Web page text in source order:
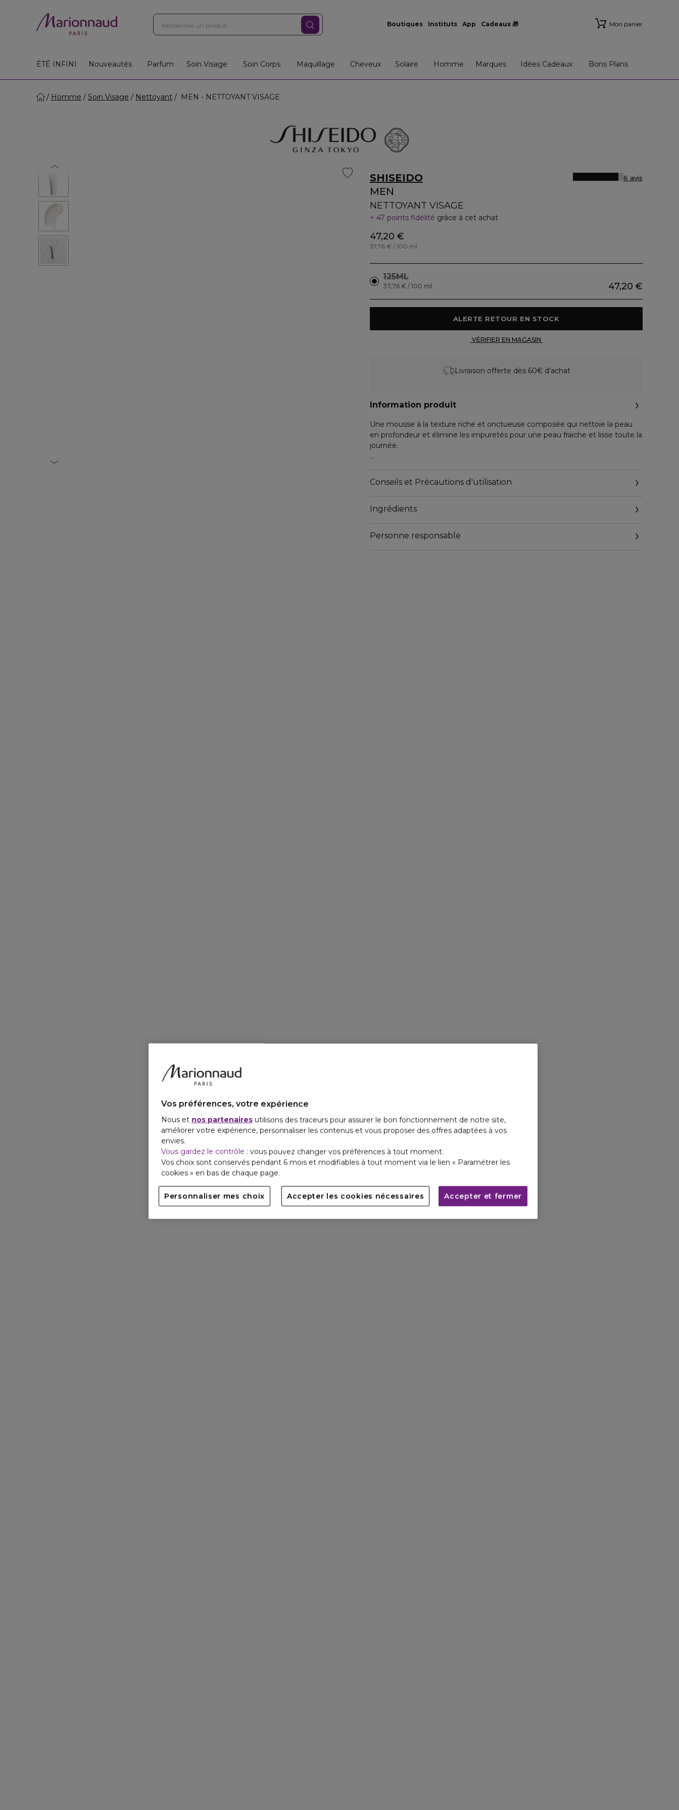
Boutiques Instituts App Cadeaux 🎁 Mon panier
ÉTÉ INFINI Nouveautés Parfum Soin Visage Soin Corps Maquillage Cheveux Solaire Homme Marques Idées Cadeaux Bons Plans
Homme Soin Visage Nettoyant MEN - NETTOYANT VISAGE
SHISEIDO
MEN
NETTOYANT VISAGE
6 avis
47 points fidélité grâce à cet achat
47,20 €
37,76 € / 100 ml
125ML
47,20 €
37,76 € / 100 ml
Livraison offerte dès 60€ d’achat
Information produit
Une mousse à la texture riche et onctueuse composée qui nettoie la peau
en profondeur et élimine les impuretés pour une peau fraiche et lisse toute la
journée.
Grâce à la technologie triple TSUBAKI™*, elle élimine les impuretés et les
résidus d'huile tout en conservant l'hydratation de la peau pour une peau
NON COMÉDOGÈNE.
TESTÉ PAR LES DERMATOLOGUES
Conseils et Précautions d'utilisation
Ingrédients
Personne responsable
Vos préférences, votre expérience
Nous et nos partenaires utilisons des traceurs pour assurer le bon fonctionnement de notre site,
améliorer votre expérience, personnaliser les contenus et vous proposer des offres adaptées à vos
envies.
Vous gardez le contrôle : vous pouvez changer vos préférences à tout moment.
Vos choix sont conservés pendant 6 mois et modifiables à tout moment via le lien « Paramétrer les
cookies » en bas de chaque page.
Personnaliser mes choix Accepter les cookies nécessaires Accepter et fermer